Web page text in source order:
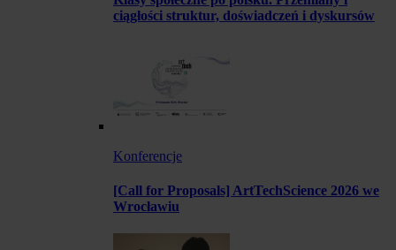
ciągłości struktur, doświadczeń i dyskursów
Konferencje
[Call for Proposals] ArtTechScience 2026 we
Wrocławiu